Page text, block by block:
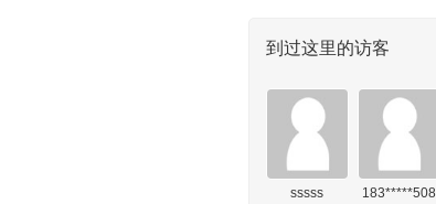
到过这里的访客
sssss
183*****508